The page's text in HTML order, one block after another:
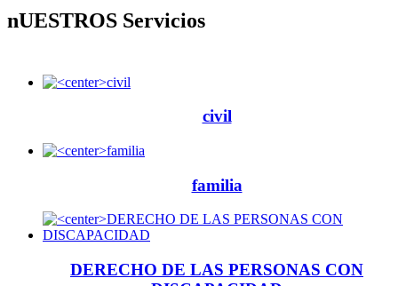
nUESTROS Servicios
civil
familia
DERECHO DE LAS PERSONAS CON